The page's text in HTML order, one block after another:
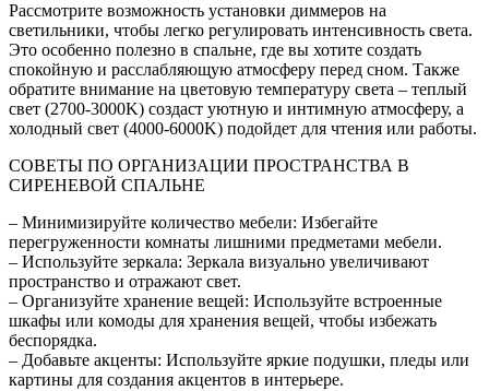
Рассмотрите возможность установки диммеров на
светильники, чтобы легко регулировать интенсивность света.
Это особенно полезно в спальне, где вы хотите создать
спокойную и расслабляющую атмосферу перед сном. Также
обратите внимание на цветовую температуру света – теплый
свет (2700-3000K) создаст уютную и интимную атмосферу, а
холодный свет (4000-6000K) подойдет для чтения или работы.
СОВЕТЫ ПО ОРГАНИЗАЦИИ ПРОСТРАНСТВА В
СИРЕНЕВОЙ СПАЛЬНЕ
– Минимизируйте количество мебели: Избегайте
перегруженности комнаты лишними предметами мебели.
– Используйте зеркала: Зеркала визуально увеличивают
пространство и отражают свет.
– Организуйте хранение вещей: Используйте встроенные
шкафы или комоды для хранения вещей, чтобы избежать
беспорядка.
– Добавьте акценты: Используйте яркие подушки, пледы или
картины для создания акцентов в интерьере.